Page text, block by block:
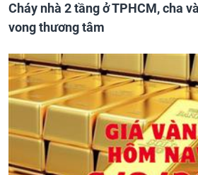
Cháy nhà 2 tầng ở TPHCM, cha
vong thương tâm